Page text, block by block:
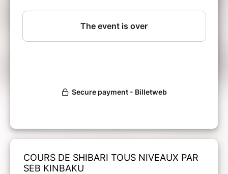
COURS DE SHIBARI TOUS NIVEAUX PAR
SEB KINBAKU